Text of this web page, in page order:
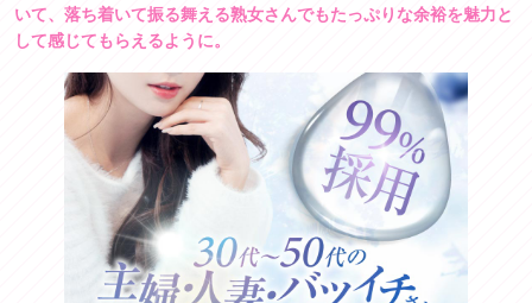
いて、落ち着いて振る舞える熟女さんでもたっぷりな余裕を魅力と
して感じてもらえるように。